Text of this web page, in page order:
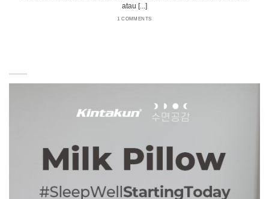
atau [...]
1 COMMENTS